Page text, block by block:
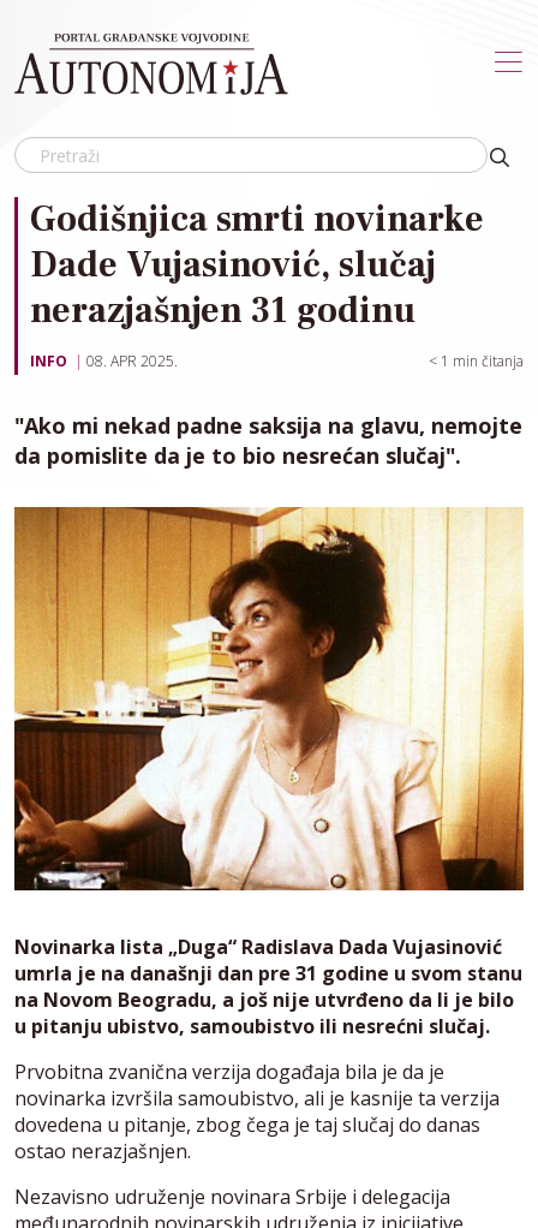
Godišnjica smrti novinarke
Dade Vujasinović, slučaj
nerazjašnjen 31 godinu
INFO 08. APR 2025. < 1 min čitanja
"Ako mi nekad padne saksija na glavu, nemojte
da pomislite da je to bio nesrećan slučaj".
Novinarka lista „Duga“ Radislava Dada Vujasinović
umrla je na današnji dan pre 31 godine u svom stanu
na Novom Beogradu, a još nije utvrđeno da li je bilo
u pitanju ubistvo, samoubistvo ili nesrećni slučaj.
Prvobitna zvanična verzija događaja bila je da je
novinarka izvršila samoubistvo, ali je kasnije ta verzija
dovedena u pitanje, zbog čega je taj slučaj do danas
ostao nerazjašnjen.
Nezavisno udruženje novinara Srbije i delegacija